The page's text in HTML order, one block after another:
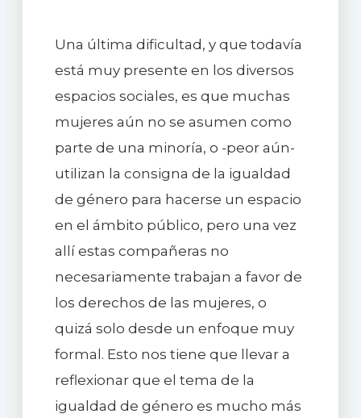
Una última dificultad, y que todavía
está muy presente en los diversos
espacios sociales, es que muchas
mujeres aún no se asumen como
parte de una minoría, o -peor aún-
utilizan la consigna de la igualdad
de género para hacerse un espacio
en el ámbito público, pero una vez
allí estas compañeras no
necesariamente trabajan a favor de
los derechos de las mujeres, o
quizá solo desde un enfoque muy
formal. Esto nos tiene que llevar a
reflexionar que el tema de la
igualdad de género es mucho más